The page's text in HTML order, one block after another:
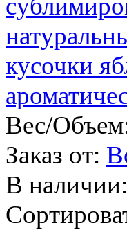
кусочки
Вес/
Заказ от:
В наличии: